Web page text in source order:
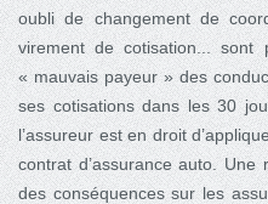
oubli de changement de
virement de cotisation... sont
« mauvais payeur » des
ses cotisations dans les 30
l’assureur est en droit
contrat d’assurance auto.
des conséquences sur les